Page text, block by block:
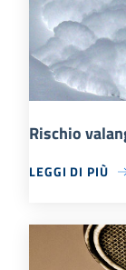
Rischio
LEGGI DI PIÙ